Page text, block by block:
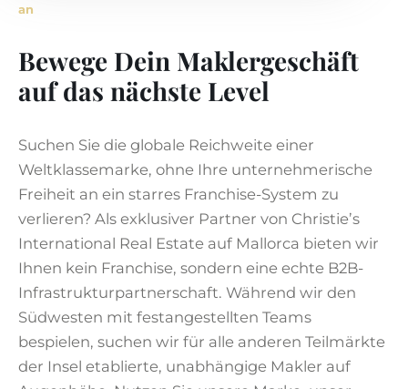
an
Bewege Dein Maklergeschäft
auf das nächste Level
Suchen Sie die globale Reichweite einer
Weltklassemarke, ohne Ihre unternehmerische
Freiheit an ein starres Franchise-System zu
verlieren? Als exklusiver Partner von Christie’s
International Real Estate auf Mallorca bieten wir
Ihnen kein Franchise, sondern eine echte B2B-
Infrastrukturpartnerschaft. Während wir den
Südwesten mit festangestellten Teams
bespielen, suchen wir für alle anderen Teilmärkte
der Insel etablierte, unabhängige Makler auf